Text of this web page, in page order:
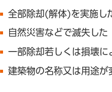
全部除却(解体)を実施し
自然災害などで滅失した
一部除却若しくは損壊に
建築物の名称又は用途が